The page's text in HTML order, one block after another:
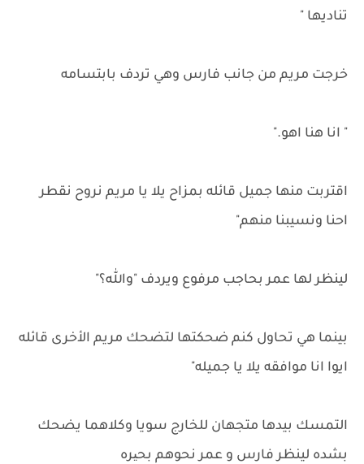
تناديها "
خرجت مريم من جانب فارس وهي تردف بابتسامه
" انا هنا اهو."
اقتربت منها جميل قائله بمزاح يلا يا مريم نروح نقطر
احنا ونسيبنا منهم"
لينظر لها عمر بحاجب مرفوع ويردف "والله؟"
بينما هي تحاول كنم ضحكتها لتضحك مريم الأخرى قائله
ايوا انا موافقه يلا يا جميله"
التمسك بيدها متجهان للخارج سويا وكلاهما يضحك
بشده لينظر فارس و عمر نحوهم بحیره